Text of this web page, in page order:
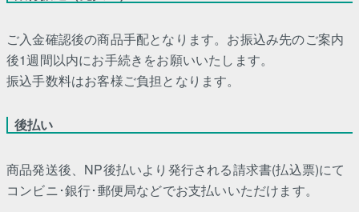
ご入金確認後の商品手配となります。お振込み先のご案内
後1週間以内にお手続きをお願いいたします。
振込手数料はお客様ご負担となります。
後払い
商品発送後、NP後払いより発行される請求書(払込票)にて
コンビニ･銀行･郵便局などでお支払いいただけます。